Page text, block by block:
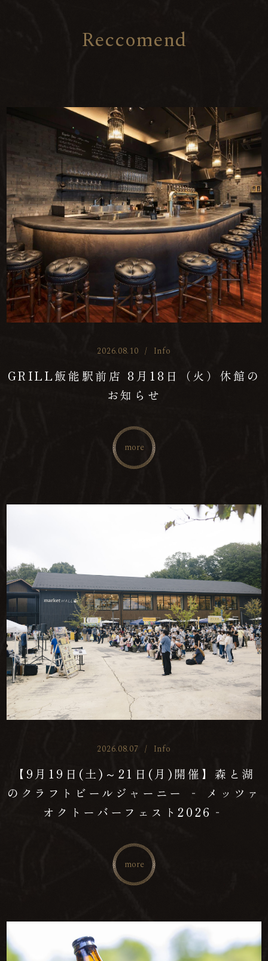
Reccomend
2026.08.10 / Info
GRILL飯能駅前店 8月18日（火）休館の
お知らせ
more
2026.08.07 / Info
【9月19日(土)～21日(月)開催】森と湖
のクラフトビールジャーニー ‐ メッツァ
オクトーバーフェスト2026‐
more